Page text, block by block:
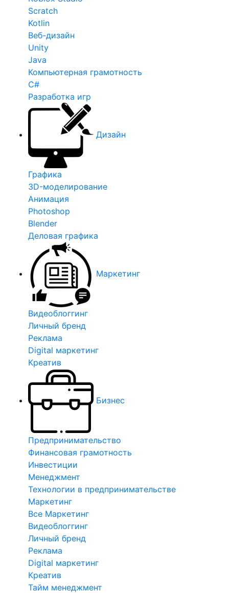
Scratch
Kotlin
Веб-дизайн
Unity
Java
Компьютерная грамотность
C#
Разработка игр
Дизайн
Графика
3D-моделирование
Анимация
Photoshop
Blender
Деловая графика
Маркетинг
Видеоблоггинг
Личный бренд
Реклама
Digital маркетинг
Креатив
Бизнес
Предпринимательство
Финансовая грамотность
Инвестиции
Менеджмент
Технологии в предпринимательстве
Маркетинг
Все Маркетинг
Видеоблоггинг
Личный бренд
Реклама
Digital маркетинг
Креатив
Тайм менеджмент